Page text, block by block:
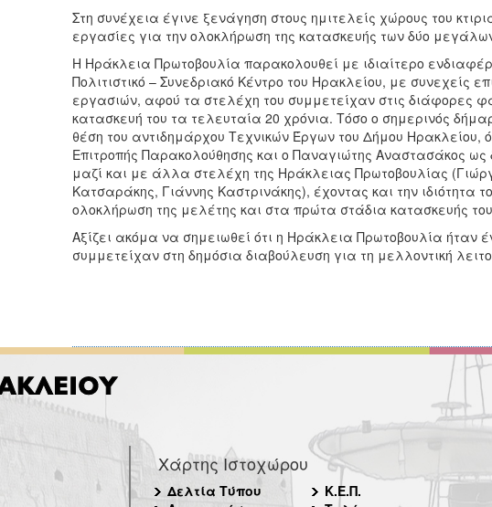
Στη συνέχεια έγινε ξενάγηση στους ημιτελείς χώρους του
εργασίες για την ολοκλήρωση της κατασκευής των δύο
Η Ηράκλεια Πρωτοβουλία παρακολουθεί με ιδιαίτερο
Πολιτιστικό – Συνεδριακό Κέντρο του Ηρακλείου, με συνεχείς
εργασιών, αφού τα στελέχη του συμμετείχαν στις διάφορες
κατασκευή του τα τελευταία 20 χρόνια. Τόσο ο σημερινός
θέση του αντιδημάρχου Τεχνικών Έργων του Δήμου
Επιτροπής Παρακολούθησης και ο Παναγιώτης Αναστασάκος ως
μαζί και με άλλα στελέχη της Ηράκλειας Πρωτοβουλίας
Κατσαράκης, Γιάννης Καστρινάκης), έχοντας και την ιδιότητα
ολοκλήρωση της μελέτης και στα πρώτα στάδια κατασκευής
Αξίζει ακόμα να σημειωθεί ότι η Ηράκλεια Πρωτοβουλία ήταν
συμμετείχαν στη δημόσια διαβούλευση για τη μελλοντική
Χάρτης Ιστοχώρου
Δελτία Τύπου
Κ.Ε.Π.